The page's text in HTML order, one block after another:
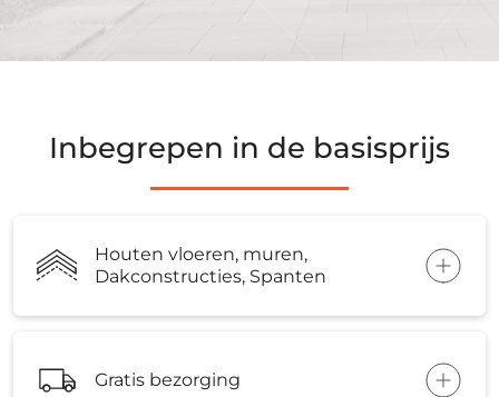
Inbegrepen in de basisprijs
Houten vloeren, muren,
Dakconstructies, Spanten
Gratis bezorging